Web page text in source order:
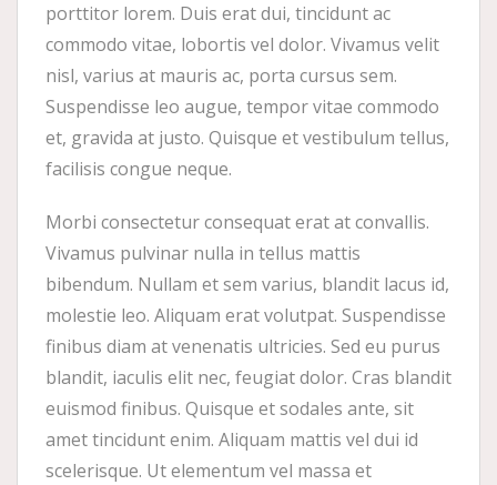
porttitor lorem. Duis erat dui, tincidunt ac
commodo vitae, lobortis vel dolor. Vivamus velit
nisl, varius at mauris ac, porta cursus sem.
Suspendisse leo augue, tempor vitae commodo
et, gravida at justo. Quisque et vestibulum tellus,
facilisis congue neque.
Morbi consectetur consequat erat at convallis.
Vivamus pulvinar nulla in tellus mattis
bibendum. Nullam et sem varius, blandit lacus id,
molestie leo. Aliquam erat volutpat. Suspendisse
finibus diam at venenatis ultricies. Sed eu purus
blandit, iaculis elit nec, feugiat dolor. Cras blandit
euismod finibus. Quisque et sodales ante, sit
amet tincidunt enim. Aliquam mattis vel dui id
scelerisque. Ut elementum vel massa et